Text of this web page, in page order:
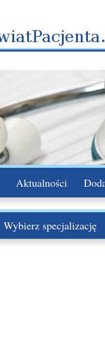
Aktualności
Wybierz specjalizację